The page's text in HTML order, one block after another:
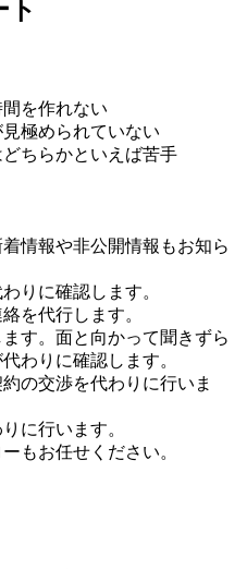
ト
を作れない
極められていない
ちらかといえば苦手
情報や非公開情報もお知ら
りに確認します。
を代行します。
す。面と向かって聞きずら
わりに確認します。
の交渉を代わりに行いま
に行います。
もお任せください。